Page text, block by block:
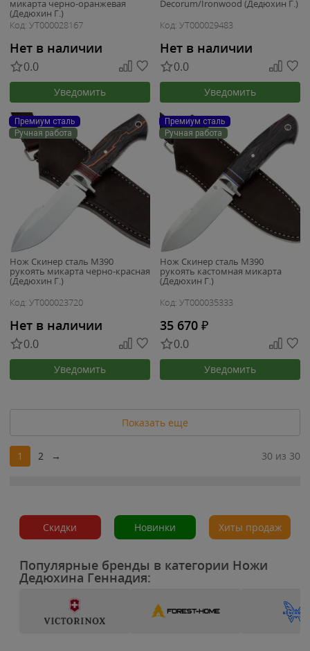
микарта черно-оранжевая
(Дедюхин Г.)
Код: УТ000028167
Нет в наличии
0.0
Уведомить
Decorum/Ironwood (Дедюхин Г.)
Код: УТ000029483
Нет в наличии
0.0
Уведомить
Премиум сталь
Ручная работа
Нож Скинер сталь M390
рукоять микарта черно-красная
(Дедюхин Г.)
Код: УТ000023720
Нет в наличии
0.0
Уведомить
Премиум сталь
Ручная работа
Нож Скинер сталь M390
рукоять кастомная микарта
(Дедюхин Г.)
Код: УТ000035333
35 670 ₽
0.0
Уведомить
Показать еще
1 2 → 30 из 30
Скидки Новинки Хиты продаж
Популярные бренды в категории Ножи
Дедюхина Геннадия: